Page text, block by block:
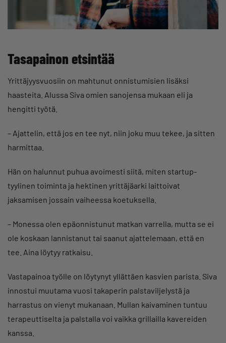
Tasapainon etsintää
Yrittäjyysvuosiin on mahtunut onnistumisien lisäksi
haasteita. Alussa Siva omien sanojensa mukaan eli ja
hengitti työtä.
– Ajattelin, että jos en tee nyt, niin joku muu tekee, ja sitten
harmittaa.
Hän on halunnut puhua avoimesti siitä, miten startup-
tyylinen toiminta ja hektinen yrittäjäarki laittoivat
jaksamisen jossain vaiheessa koetuksella.
– Monessa olen epäonnistunut matkan varrella, mutta se ei
ole koskaan lannistanut tai saanut ajattelemaan, että en
tee. Aina löytyy ratkaisu.
Vastapainoa työlle on löytynyt yllättäen kasvien parista. Siva
innostui muutama vuosi takaperin palstaviljelystä ja
harrastus on vienyt mukanaan. Mullan kaivaminen tuntuu
terapeuttiselta ja palstalla voi vaikka grillailla kavereiden
kanssa.